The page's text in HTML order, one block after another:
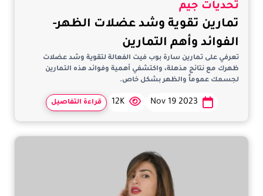
تحديات جيم
تمارين تقوية وشد عضلات الظهر-
الفوائد وأهم التمارين
تعرفي على تمارين سارة بوب فيت الفعالة لتقوية وشد عضلات
ظهرك مع نتائج مذهلة، واكتشفي أهمية وفوائد هذه التمارين
لجسمك عموماً والظهر بشكل خاص.
Nov 19 2023
12K قراءة التفاصيل